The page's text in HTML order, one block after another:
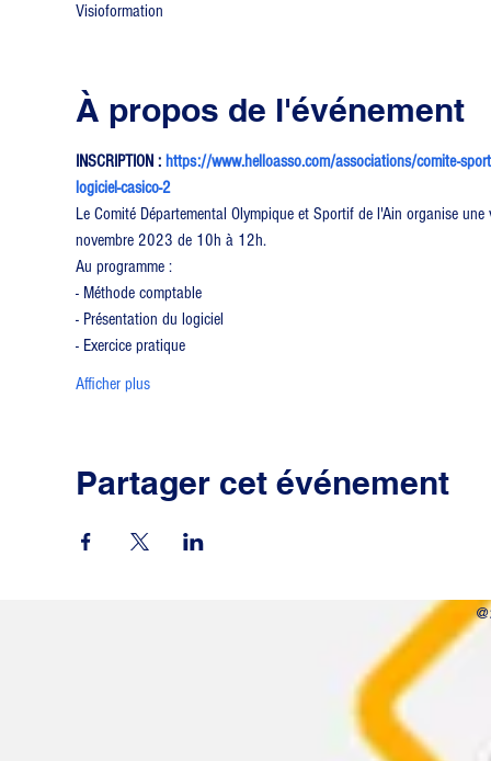
Visioformation
À propos de l'événement
INSCRIPTION : https://www.helloasso.com/associations/comite-
logiciel-casico-2
Le Comité Départemental Olympique et Sportif de l'Ain organise
novembre 2023 de 10h à 12h.
Au programme :
- Méthode comptable
- Présentation du logiciel
- Exercice pratique
Afficher plus
Partager cet événement